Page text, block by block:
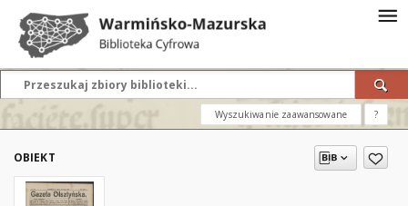
Wyszukiwanie zaawansowane ?
OBIEKT